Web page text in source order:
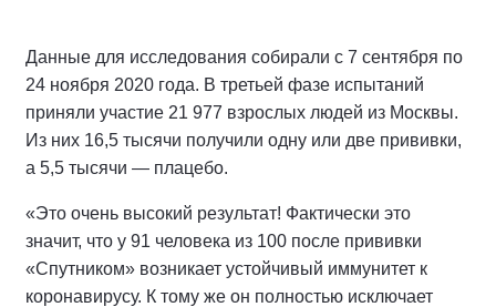
Данные для исследования собирали с 7 сентября по
24 ноября 2020 года. В третьей фазе испытаний
приняли участие 21 977 взрослых людей из Москвы.
Из них 16,5 тысячи получили одну или две прививки,
а 5,5 тысячи — плацебо.
«Это очень высокий результат! Фактически это
значит, что у 91 человека из 100 после прививки
«Спутником» возникает устойчивый иммунитет к
коронавирусу. К тому же он полностью исключает